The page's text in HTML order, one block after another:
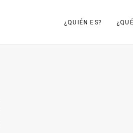
¿QUIÉN ES?